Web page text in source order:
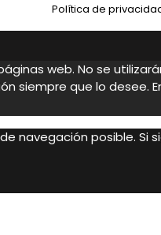
Política de
web. No se
siempre que lo desee.
navegación posible. Si